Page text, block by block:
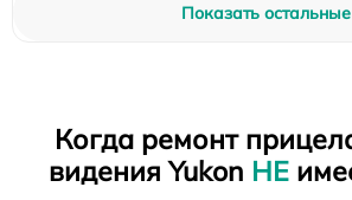
Показать остальные
Когда ремонт
видения Yukon НЕ